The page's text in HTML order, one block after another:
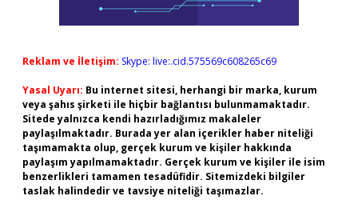
Reklam ve İletişim: Skype: live:.cid.575569c608265c69
Yasal Uyarı: Bu internet sitesi, herhangi bir marka, kurum
veya şahıs şirketi ile hiçbir bağlantısı bulunmamaktadır.
Sitede yalnızca kendi hazırladığımız makaleler
paylaşılmaktadır. Burada yer alan içerikler haber niteliği
taşımamakta olup, gerçek kurum ve kişiler hakkında
paylaşım yapılmamaktadır. Gerçek kurum ve kişiler ile isim
benzerlikleri tamamen tesadüfidir. Sitemizdeki bilgiler
taslak halindedir ve tavsiye niteliği taşımazlar.